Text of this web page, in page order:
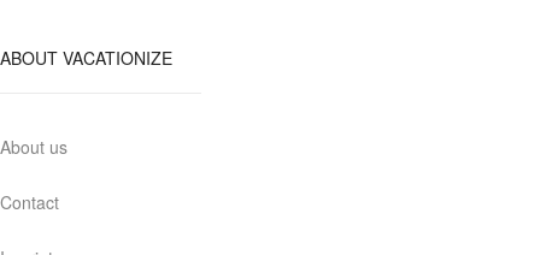
ABOUT VACATIONIZE
About us
Contact